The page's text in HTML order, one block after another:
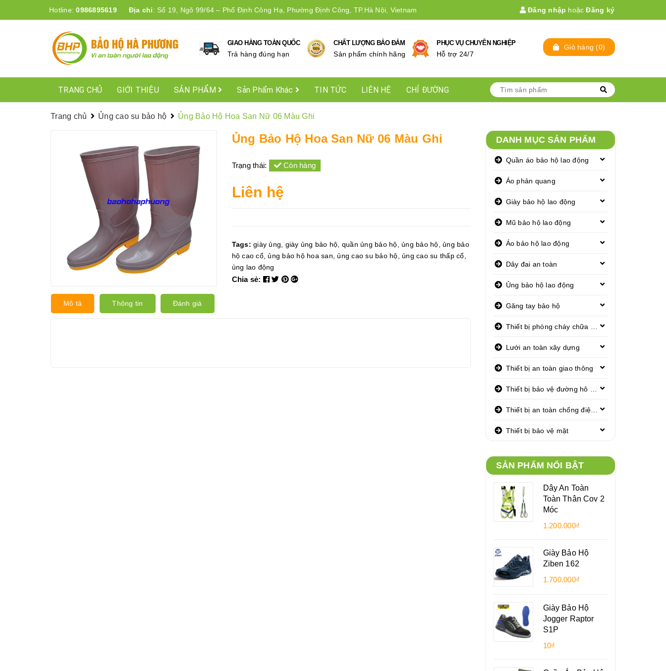
Hotline:0986895619 Địa chỉ: Số 19, Ngõ 99/64 – Phố Định Công Hạ, Phường Định Công, TP.Hà Nội, Vietnam Đăng nhập hoặc Đăng ký
GIAO HÀNG TOÀN QUỐC
Trả hàng đúng hạn
CHẤT LƯỢNG BẢO ĐẢM
Sản phẩm chính hãng
PHỤC VỤ CHUYÊN NGHIỆP
Hỗ trợ 24/7
Giỏ hàng (0)
TRANG CHỦ GIỚI THIỆU SẢN PHẨM Sản Phẩm Khác TIN TỨC LIÊN HỆ CHỈ ĐƯỜNG
Trang chủ Ủng cao su bảo hộ Ủng Bảo Hộ Hoa San Nữ 06 Màu Ghi
Ủng Bảo Hộ Hoa San Nữ 06 Màu Ghi
Trạng thái: Còn hàng
Liên hệ
Tags:giày ủng giày ủng bảo hộ quần ủng bảo hộ ,ủng bảo hộ ,ủng bảo
hộ cao cổ,ủng bảo hộ hoa san ,ủng cao su bảo hộ ,ủng cao su thấp cổ
ủng lao động
Chia sẻ:
Mô tả Thông tin Đánh giá
DANH MỤC SẢN PHẨM
Quần áo bảo hộ lao động
Áo phản quang
Giày bảo hộ lao động
Mũ bảo hộ lao động
Áo bảo hộ lao động
Dây đai an toàn
Ủng bảo hộ lao động
Găng tay bảo hộ
Lưới an toàn xây dựng
Thiết bị an toàn giao thông
Thiết bị bảo vệ mặt
SẢN PHẨM NỔI BẬT
Dây An Toàn
Toàn Thân Cov 2
Móc
1.200.000₫
Giày Bảo Hộ
Ziben 162
1.700.000₫
Giày Bảo Hộ
Jogger Raptor
S1P
10₫